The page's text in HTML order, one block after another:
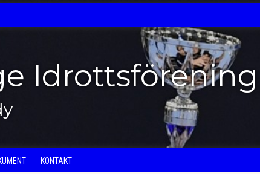
Idrottsförening
KONTAKT